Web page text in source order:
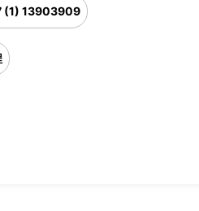
(1) 13903909